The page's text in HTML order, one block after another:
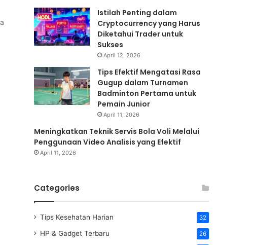
Istilah Penting dalam
Cryptocurrency yang Harus
Diketahui Trader untuk
Sukses
April 12, 2026
Tips Efektif Mengatasi Rasa
Gugup dalam Turnamen
Badminton Pertama untuk
Pemain Junior
April 11, 2026
Meningkatkan Teknik Servis Bola Voli Melalui
Penggunaan Video Analisis yang Efektif
April 11, 2026
Categories
Tips Kesehatan Harian 32
HP & Gadget Terbaru 26